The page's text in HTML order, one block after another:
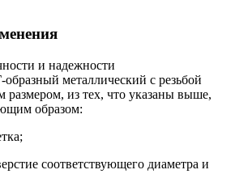
и надежности
металлический с резьбой
из тех, что указаны выше,
образом:
соответствующего диаметра и